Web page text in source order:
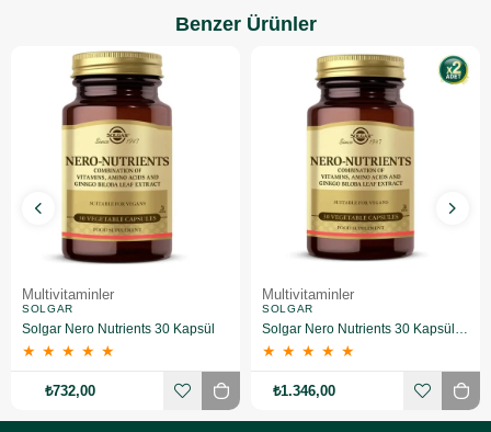
Benzer Ürünler
Multivitaminler
SOLGAR
Solgar Nero Nutrients 30 Kapsül
★ ★ ★ ★ ★
₺732,00
Multivitaminler
SOLGAR
★ ★ ★ ★ ★
₺1.346,00